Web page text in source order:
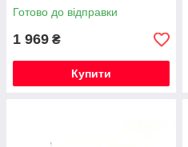
Готово до відправки
1 969 ₴
Купити